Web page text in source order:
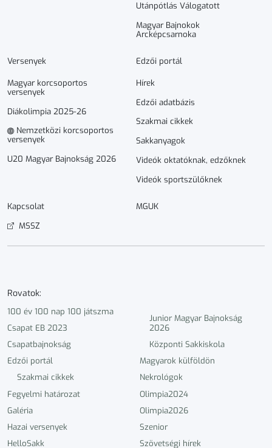
Utánpótlás Válogatott
Magyar Bajnokok
Arcképcsarnoka
Versenyek
Magyar korcsoportos
versenyek
Diákolimpia 2025-26
Nemzetközi korcsoportos
versenyek
U20 Magyar Bajnokság 2026
Edzői portál
Hírek
Edzői adatbázis
Szakmai cikkek
Sakkanyagok
Videók oktatóknak, edzőknek
Videók sportszülőknek
Kapcsolat
MGUK
MSSZ
Rovatok:
100 év 100 nap 100 játszma
Csapat EB 2023
Csapatbajnokság
Edzői portál
Szakmai cikkek
Fegyelmi határozat
Galéria
Hazai versenyek
HelloSakk
Junior Magyar Bajnokság
2026
Központi Sakkiskola
Magyarok külföldön
Nekrológok
Olimpia2024
Olimpia2026
Szenior
Szövetségi hírek